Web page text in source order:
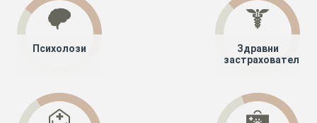
Психолози
Здравни
застрахователи